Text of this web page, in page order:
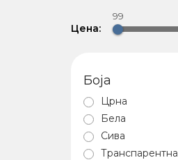
Цена:
99
Боја
Црна
Бела
Сива
Транспарентна